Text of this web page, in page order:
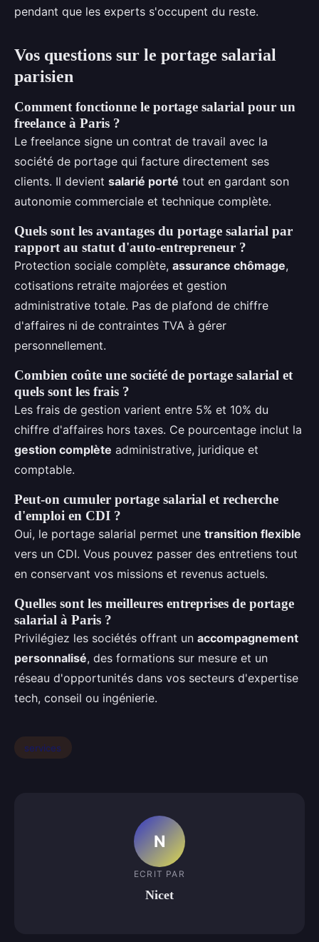
pendant que les experts s'occupent du reste.
Vos questions sur le portage salarial
parisien
Comment fonctionne le portage salarial pour un
freelance à Paris ?
Le freelance signe un contrat de travail avec la
société de portage qui facture directement ses
clients. Il devient salarié porté tout en gardant son
autonomie commerciale et technique complète.
Quels sont les avantages du portage salarial par
rapport au statut d'auto-entrepreneur ?
Protection sociale complète, assurance chômage,
cotisations retraite majorées et gestion
administrative totale. Pas de plafond de chiffre
d'affaires ni de contraintes TVA à gérer
personnellement.
Combien coûte une société de portage salarial et
quels sont les frais ?
Les frais de gestion varient entre 5% et 10% du
chiffre d'affaires hors taxes. Ce pourcentage inclut la
gestion complète administrative, juridique et
comptable.
Peut-on cumuler portage salarial et recherche
d'emploi en CDI ?
Oui, le portage salarial permet une transition flexible
vers un CDI. Vous pouvez passer des entretiens tout
en conservant vos missions et revenus actuels.
Quelles sont les meilleures entreprises de portage
salarial à Paris ?
Privilégiez les sociétés offrant un accompagnement
personnalisé, des formations sur mesure et un
réseau d'opportunités dans vos secteurs d'expertise
tech, conseil ou ingénierie.
services
N
ECRIT PAR
Nicet